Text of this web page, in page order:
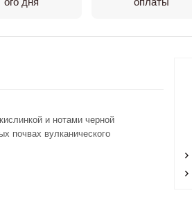
и нотами черной
почвах вулканического